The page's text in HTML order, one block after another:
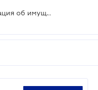
В каких случаях годовая декларация об имущественном состоянии и доходах не подается